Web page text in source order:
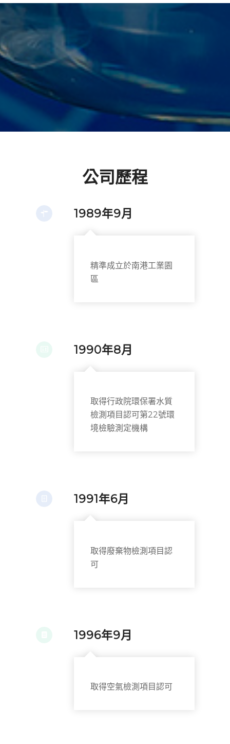
公司歷程
1989年9月
精準成立於南港工業園
區
1990年8月
取得行政院環保署水質
檢測項目認可第22號環
境檢驗測定機構
1991年6月
取得廢棄物檢測項目認
可
1996年9月
取得空氣檢測項目認可